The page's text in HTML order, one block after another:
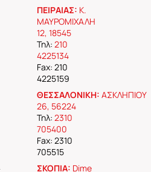
ΠΕΙΡΑΙΑΣ: Κ.
ΜΑΥΡΟΜΙΧΑΛΗ
12, 18545
Τηλ: 210
4225134
Fax: 210
4225159
ΘΕΣΣΑΛΟΝΙΚΗ: ΑΣΚΛΗΠΙΟΥ
26, 56224
Τηλ: 2310
705400
Fax: 2310
705515
ΣΚΟΠΙΑ: Dime